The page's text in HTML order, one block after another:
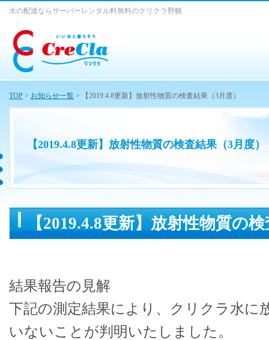
【2019.4.8更新】放射性物質の検査結果（3月度）
水の配達ならサーバーレンタル料無料のクリクラ野幌
【2019.4.8更新】放射性物質の
結果報告の見解
下記の測定結果により、クリクラ水に
いないことが判明いたしました。
TOP > お知らせ一覧 > 【2019.4.8更新】放射性物質の検査結果（3月度）